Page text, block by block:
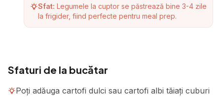
Sfat: Legumele la cuptor se păstrează bine 3-4 zile
la frigider, fiind perfecte pentru meal prep.
Sfaturi de la bucătar
Poți adăuga cartofi dulci sau cartofi albi tăiați cuburi